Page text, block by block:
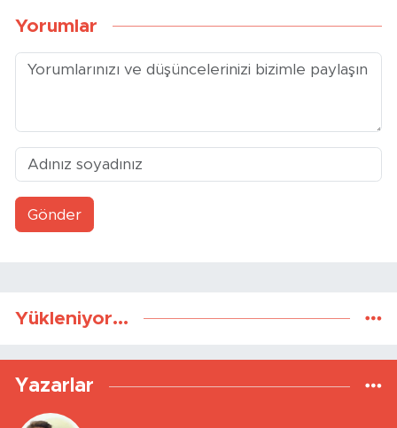
Yorumlar
Gönder
Yükleniyor...
Yazarlar